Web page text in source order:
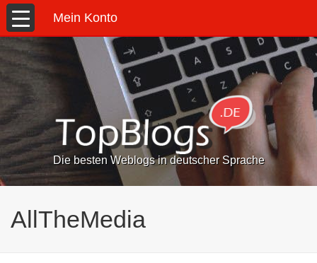
Mein Konto
Die besten Weblogs in deutscher Sprache
AllTheMedia